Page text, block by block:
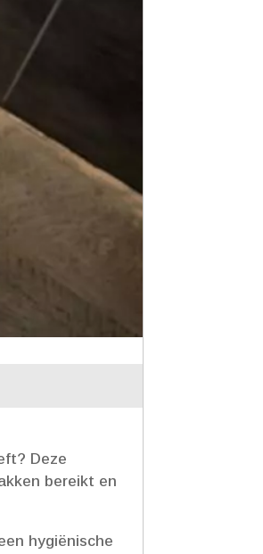
Deze
bereikt en
hygiënische